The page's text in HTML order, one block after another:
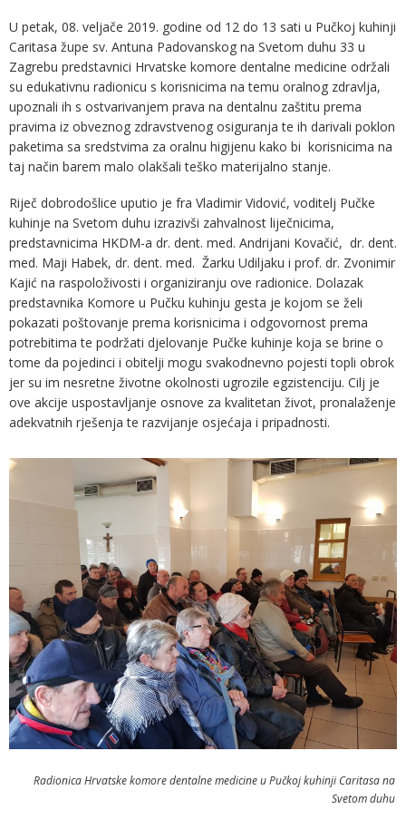
U petak, 08. veljače 2019. godine od 12 do 13 sati u Pučkoj kuhinji
Caritasa župe sv. Antuna Padovanskog na Svetom duhu 33 u
Zagrebu predstavnici Hrvatske komore dentalne medicine održali
su edukativnu radionicu s korisnicima na temu oralnog zdravlja,
upoznali ih s ostvarivanjem prava na dentalnu zaštitu prema
pravima iz obveznog zdravstvenog osiguranja te ih darivali poklon
paketima sa sredstvima za oralnu higijenu kako bi korisnicima na
taj način barem malo olakšali teško materijalno stanje.
Riječ dobrodošlice uputio je fra Vladimir Vidović, voditelj Pučke
kuhinje na Svetom duhu izrazivši zahvalnost liječnicima,
predstavnicima HKDM-a dr. dent. med. Andrijani Kovačić, dr. dent.
med. Maji Habek, dr. dent. med. Žarku Udiljaku i prof. dr. Zvonimir
Kajić na raspoloživosti i organiziranju ove radionice. Dolazak
predstavnika Komore u Pučku kuhinju gesta je kojom se želi
pokazati poštovanje prema korisnicima i odgovornost prema
potrebitima te podržati djelovanje Pučke kuhinje koja se brine o
tome da pojedinci i obitelji mogu svakodnevno pojesti topli obrok
jer su im nesretne životne okolnosti ugrozile egzistenciju. Cilj je
ove akcije uspostavljanje osnove za kvalitetan život, pronalaženje
adekvatnih rješenja te razvijanje osjećaja i pripadnosti.
Radionica Hrvatske komore dentalne medicine u Pučkoj kuhinji Caritasa na
Svetom duhu